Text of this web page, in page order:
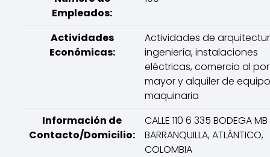
Empleados:
Actividades
Económicas:
Actividades de
ingeniería, instalaciones
eléctricas, comercio al por
mayor y alquiler de
maquinaria
Información de
Contacto/Domicilio:
CALLE 110 6 335 BODEGA
BARRANQUILLA, ATLÁNTICO,
COLOMBIA